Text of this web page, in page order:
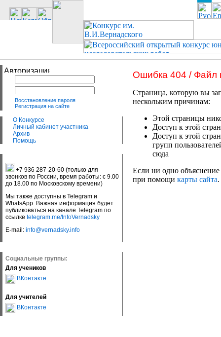
Восстановление пароля
Регистрация на сайте
О Конкурсе
Личный кабинет участника
Архив
Помощь
+7 936 287-20-60 (только для
звонков по России, время работы: с 9.00
до 18.00 по Московскому времени)
Мы также доступны в Telegram и
WhatsApp. Важная информация будет
публиковаться на канале Telegram по
ссылке telegram.me/InfoVernadsky
E-mail: info@vernadsky.info
Социальные группы:
Для учеников
ВКонтакте
Для учителей
ВКонтакте
Ошибка 404 / Файл
Страница, которую вы
нескольким причинам:
Этой страницы
Доступ к этой
Доступ к этой
групп
сюда
Если ни одно объяснение
при помощи карты сайта.